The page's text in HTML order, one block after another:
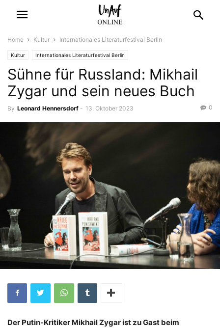
Home Kultur Internationales Literaturfestival Berlin
Kultur Internationales Literaturfestival Berlin
Sühne für Russland: Mikhail
Zygar und sein neues Buch
By Leonard Hennersdorf - 13. Oktober 2023 0
Der Putin-Kritiker Mikhail Zygar ist zu Gast beim